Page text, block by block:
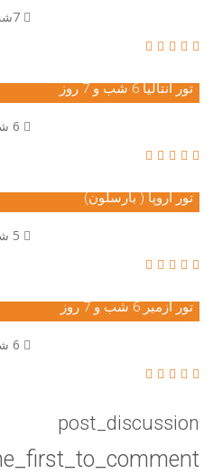
تور آنتالیا 6 شب و 7 روز
تور اروپا ( بارسلون)
تور ازمیر 6 شب و 7 روز
post_discussion